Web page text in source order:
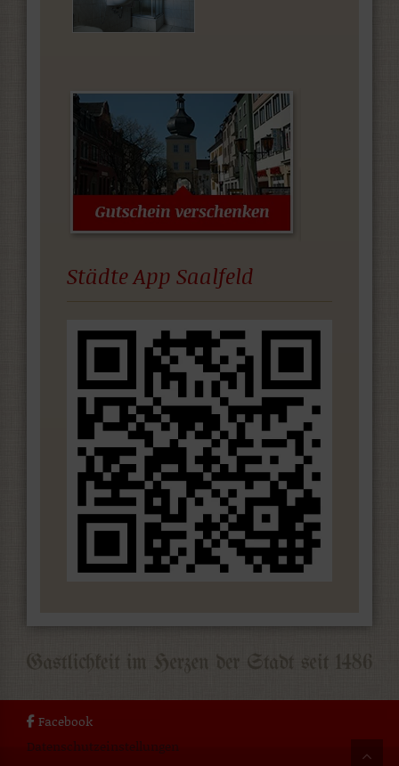
Städte App Saalfeld
Facebook
Datenschutzeinstellungen